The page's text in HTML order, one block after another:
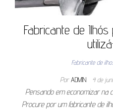
Fabricante de
Fabricante de
Por ADMIN 4 de
Pensando em economizar na
Procure por um fabricante de